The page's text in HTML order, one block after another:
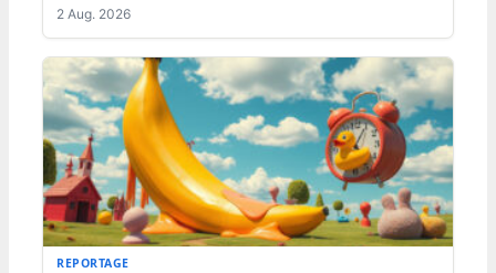
2 Aug. 2026
REPORTAGE